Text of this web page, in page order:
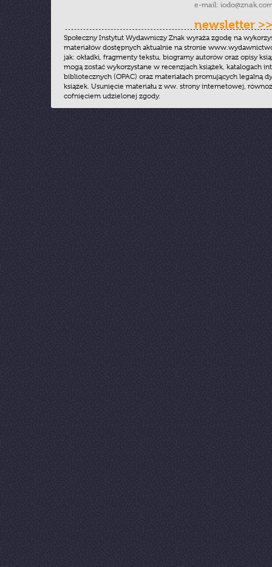
e-mail:
newsletter >>
Społeczny Instytut Wydawniczy Znak wyraża zgodę na
materiałów dostępnych aktualnie na stronie
jak: okładki, fragmenty tekstu, biogramy autorów oraz opisy
mogą zostać wykorzystane w recenzjach książek, katalogach
bibliotecznych (OPAC) oraz materiałach promujących legalną
książek. Usunięcie materiału z ww. strony internetowej,
cofnięciem udzielonej zgody.